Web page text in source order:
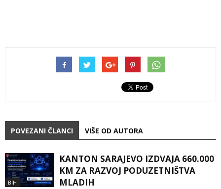
POVEZANI ČLANCI VIŠE OD AUTORA
BIH
KANTON SARAJEVO IZDVAJA 660.000
KM ZA RAZVOJ PODUZETNIŠTVA
MLADIH